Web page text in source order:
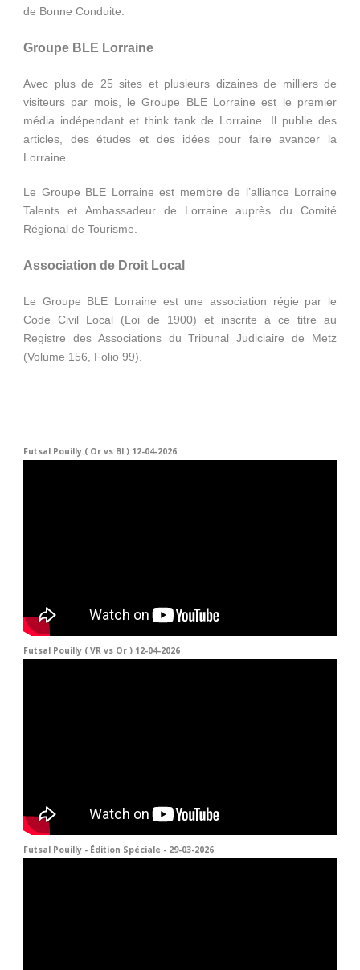
de Bonne Conduite.
Groupe BLE Lorraine
Avec plus de 25 sites et plusieurs dizaines de milliers de
visiteurs par mois, le Groupe BLE Lorraine est le premier
média indépendant et think tank de Lorraine. Il publie des
articles, des études et des idées pour faire avancer la
Lorraine.
Le Groupe BLE Lorraine est membre de l’alliance Lorraine
Talents et Ambassadeur de Lorraine auprès du Comité
Régional de Tourisme.
Association de Droit Local
Le Groupe BLE Lorraine est une association régie par le
Code Civil Local (Loi de 1900) et inscrite à ce titre au
Registre des Associations du Tribunal Judiciaire de Metz
(Volume 156, Folio 99).
Futsal Pouilly ( Or vs Bl ) 12-04-2026
Futsal Pouilly ( VR vs Or ) 12-04-2026
Futsal Pouilly - Édition Spéciale - 29-03-2026